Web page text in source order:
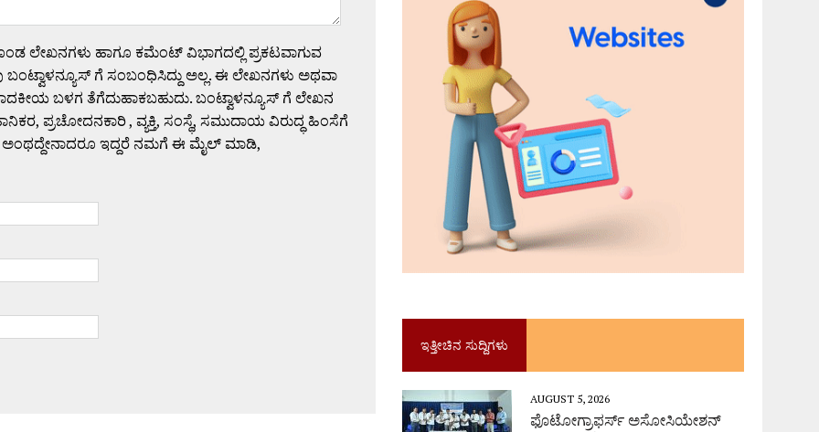
ಲೇಖನಗಳು ಹಾಗೂ ಕಮೆಂಟ್ ವಿಭಾಗದಲ್ಲಿ ಪ್ರಕಟವಾಗುವ
ಗೆ ಸಂಬಂಧಿಸಿದ್ದು ಅಲ್ಲ. ಈ ಲೇಖನಗಳು ಅಥವಾ
ಬಳಗ ತೆಗೆದುಹಾಕಬಹುದು. ಬಂಟ್ವಾಳನ್ಯೂಸ್ ಗೆ ಲೇಖನ
ಪ್ರಚೋದನಕಾರಿ , ವ್ಯಕ್ತಿ, ಸಂಸ್ಥೆ, ಸಮುದಾಯ ವಿರುದ್ಧ ಹಿಂಸೆಗೆ
ಇದ್ದರೆ ನಮಗೆ ಈ ಮೈಲ್ ಮಾಡಿ,
ಇತ್ತೀಚಿನ ಸುದ್ದಿಗಳು
AUGUST 5, 2026
ಫೊಟೋಗ್ರಾಫರ್ಸ್ ಅಸೋಸಿಯೇಶನ್